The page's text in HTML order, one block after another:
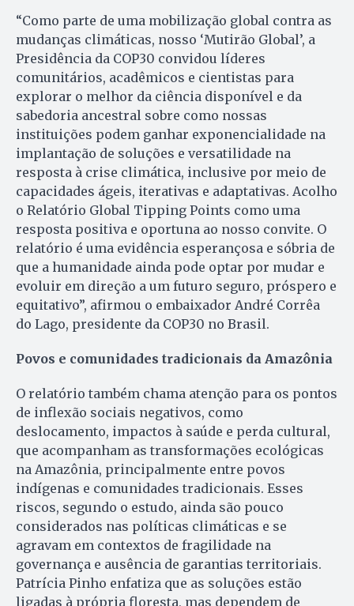
“Como parte de uma mobilização global contra as
mudanças climáticas, nosso ‘Mutirão Global’, a
Presidência da COP30 convidou líderes
comunitários, acadêmicos e cientistas para
explorar o melhor da ciência disponível e da
sabedoria ancestral sobre como nossas
instituições podem ganhar exponencialidade na
implantação de soluções e versatilidade na
resposta à crise climática, inclusive por meio de
capacidades ágeis, iterativas e adaptativas. Acolho
o Relatório Global Tipping Points como uma
resposta positiva e oportuna ao nosso convite. O
relatório é uma evidência esperançosa e sóbria de
que a humanidade ainda pode optar por mudar e
evoluir em direção a um futuro seguro, próspero e
equitativo”, afirmou o embaixador André Corrêa
do Lago, presidente da COP30 no Brasil.
Povos e comunidades tradicionais da Amazônia
O relatório também chama atenção para os pontos
de inflexão sociais negativos, como
deslocamento, impactos à saúde e perda cultural,
que acompanham as transformações ecológicas
na Amazônia, principalmente entre povos
indígenas e comunidades tradicionais. Esses
riscos, segundo o estudo, ainda são pouco
considerados nas políticas climáticas e se
agravam em contextos de fragilidade na
governança e ausência de garantias territoriais.
Patrícia Pinho enfatiza que as soluções estão
ligadas à própria floresta, mas dependem de